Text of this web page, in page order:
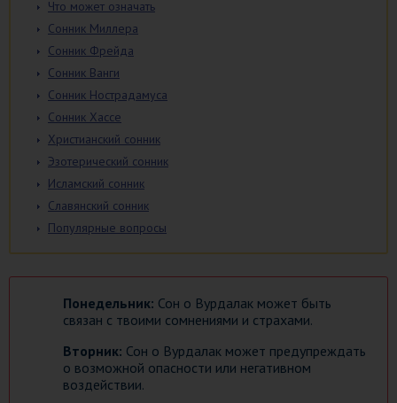
Что может означать
Сонник Миллера
Сонник Фрейда
Сонник Ванги
Сонник Нострадамуса
Сонник Хассе
Христианский сонник
Эзотерический сонник
Исламский сонник
Славянский сонник
Популярные вопросы
Понедельник: Сон о Вурдалак может быть
связан с твоими сомнениями и страхами.
Вторник: Сон о Вурдалак может предупреждать
о возможной опасности или негативном
воздействии.